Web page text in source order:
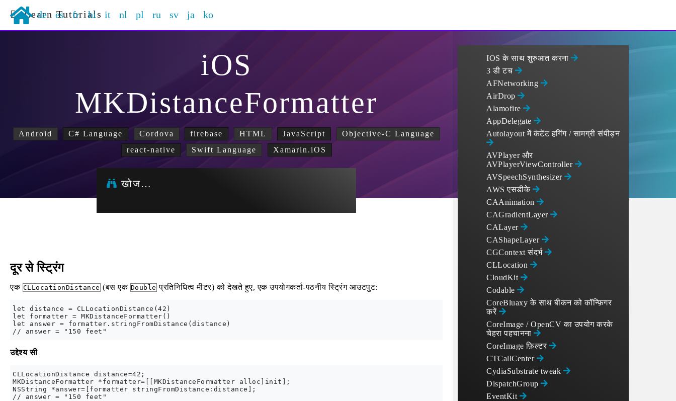
Learn Tutorials
de es fr hi it nl pl ru sv ja ko
iOS
MKDistanceFormatter
Android C# Language Cordova firebase HTML JavaScript
Objective-C Language
react-native
Swift Language Xamarin.iOS
खोज…
दूर से स्ट्रिंग
एक CLLocationDistance (बस एक Double प्रतिनिधित्व मीटर) को देखते हुए, एक उपयोगकर्ता-पठनीय स्ट्रिंग आउटपुट:
let distance = CLLocationDistance(42)
let formatter = MKDistanceFormatter()
let answer = formatter.stringFromDistance(distance)
उद्देश्य सी
CLLocationDistance distance=42;
MKDistanceFormatter *formatter=[[MKDistanceFormatter alloc]init];
NSString *answer=[formatter stringFromDistance:distance];
IOS के साथ शुरुआत करना
3 डी टच
AFNetworking
AirDrop
Alamofire
AppDelegate
Autolayout में कंटेंट हगिंग / सामग्री संपीड़न
AVPlayer और
AVPlayerViewController
AVSpeechSynthesizer
AWS एसडीके
CAAnimation
CAGradientLayer
CALayer
CAShapeLayer
CGContext संदर्भ
CLLocation
CloudKit
Codable
CoreBluaxy के साथ बीकन को कॉन्फ़िगर
करें
CoreImage / OpenCV का उपयोग करके
चेहरा पहचानना
CoreImage फ़िल्टर
CTCallCenter
CydiaSubstrate tweak
DispatchGroup
EventKit